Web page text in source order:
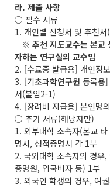
라. 제출 사항
○ 필수 서류
1. 개인별 신청서 및 추천
※ 추천 지도교수는 본교
자하는 연구실의 교수임
2. [수료증 발급용] 개인정
3. [기초과학연구원 등록용
서(붙임2-1)
4. [장려비 지급용] 본인명
○ 추가 서류(해당자만)
1. 외부대학 소속자(본교
명서, 성적증명서 각 1부
2. 국외대학 소속자의 경우
증명원, 입국비자 등) 1부
3. 외국인 학생의 경우, 여